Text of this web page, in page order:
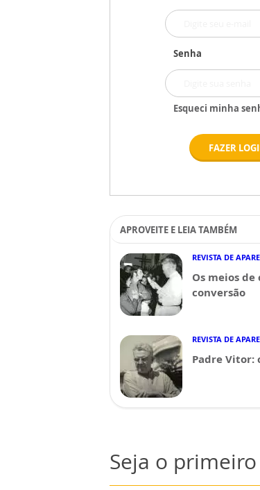
Senha
Esqueci minha
FAZER
APROVEITE E LEIA TAMBÉM
REVISTA DE
Os meios
conversão
REVISTA DE
Padre Vitor:
Seja o